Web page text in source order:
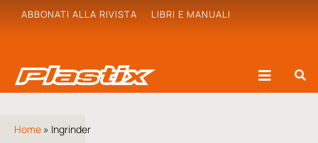
ABBONATI ALLA RIVISTA LIBRI E MANUALI
Home » Ingrinder